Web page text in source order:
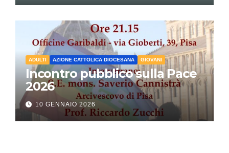
ADULTI AZIONE CATTOLICA DIOCESANA GIOVANI
Incontro pubblico sulla Pace
2026
10 GENNAIO 2026